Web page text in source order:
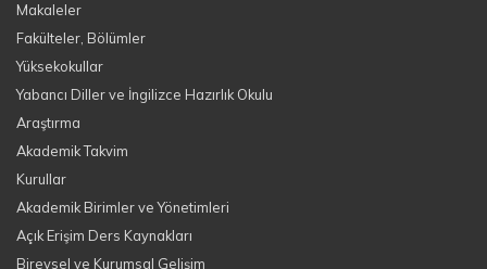
Makaleler
Fakülteler, Bölümler
Yüksekokullar
Yabancı Diller ve İngilizce Hazırlık Okulu
Araştırma
Akademik Takvim
Kurullar
Akademik Birimler ve Yönetimleri
Açık Erişim Ders Kaynakları
Bireysel ve Kurumsal Gelişim